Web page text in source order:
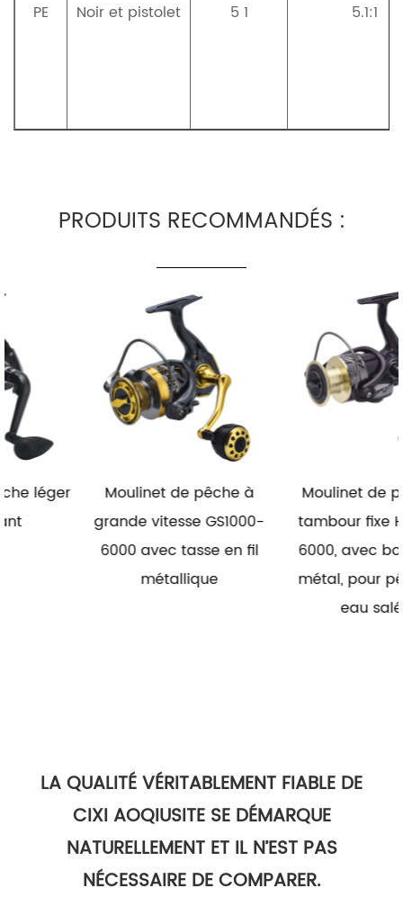
PE Noir et pistolet 5 1 5.1:1
PRODUITS RECOMMANDÉS :
Moulinet de pêche à
grande vitesse GS1000-
6000 avec tasse en fil
métallique
Moulinet de pêche à
tambour fixe HG1000-
6000, avec bobine en
métal, pour pêche en
eau salée
LA QUALITÉ VÉRITABLEMENT FIABLE DE
CIXI AOQIUSITE SE DÉMARQUE
NATURELLEMENT ET IL N’EST PAS
NÉCESSAIRE DE COMPARER.